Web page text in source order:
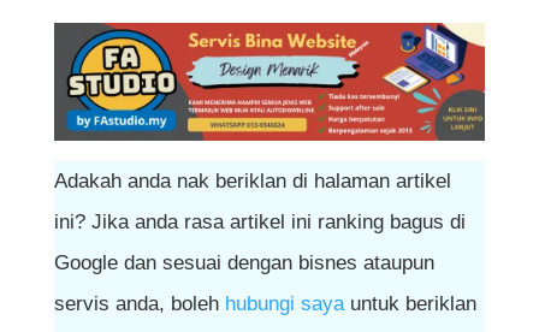
Adakah anda nak beriklan di halaman artikel
ini? Jika anda rasa artikel ini ranking bagus di
Google dan sesuai dengan bisnes ataupun
servis anda, boleh hubungi sayauntuk beriklan